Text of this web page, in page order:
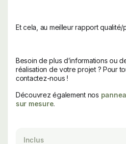
Et cela, au meilleur rapport qualité/
Besoin de plus d’informations ou
réalisation de votre projet ? Pour
contactez-nous !
Découvrez également nos
sur mesure.
Inclus